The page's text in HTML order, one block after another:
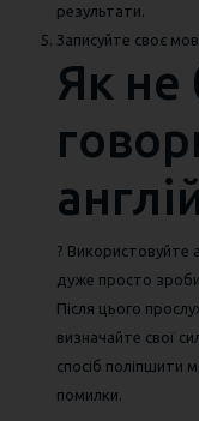
результати.
Записуйте своє
Як не
? Використовуйте
дуже просто
Після цього
визначайте свої
спосіб поліпшити
помилки.